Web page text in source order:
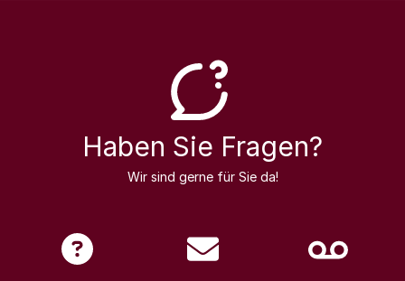
Haben Sie Fragen?
Wir sind gerne für Sie da!